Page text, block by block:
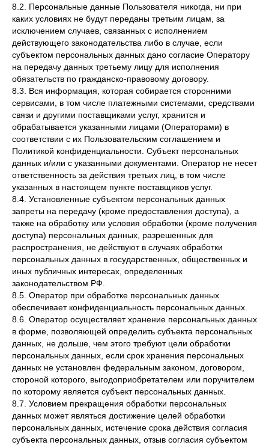
8.2. Персональные данные Пользователя никогда, ни при
каких условиях не будут переданы третьим лицам, за
исключением случаев, связанных с исполнением
действующего законодательства либо в случае, если
субъектом персональных данных дано согласие Оператору
на передачу данных третьему лицу для исполнения
обязательств по гражданско-правовому договору.
8.3. Вся информация, которая собирается сторонними
сервисами, в том числе платежными системами, средствами
связи и другими поставщиками услуг, хранится и
обрабатывается указанными лицами (Операторами) в
соответствии с их Пользовательским соглашением и
Политикой конфиденциальности. Субъект персональных
данных и/или с указанными документами. Оператор не несет
ответственность за действия третьих лиц, в том числе
указанных в настоящем пункте поставщиков услуг.
8.4. Установленные субъектом персональных данных
запреты на передачу (кроме предоставления доступа), а
также на обработку или условия обработки (кроме получения
доступа) персональных данных, разрешенных для
распространения, не действуют в случаях обработки
персональных данных в государственных, общественных и
иных публичных интересах, определенных
законодательством РФ.
8.5. Оператор при обработке персональных данных
обеспечивает конфиденциальность персональных данных.
8.6. Оператор осуществляет хранение персональных данных
в форме, позволяющей определить субъекта персональных
данных, не дольше, чем этого требуют цели обработки
персональных данных, если срок хранения персональных
данных не установлен федеральным законом, договором,
стороной которого, выгодоприобретателем или поручителем
по которому является субъект персональных данных.
8.7. Условием прекращения обработки персональных
данных может являться достижение целей обработки
персональных данных, истечение срока действия согласия
субъекта персональных данных, отзыв согласия субъектом